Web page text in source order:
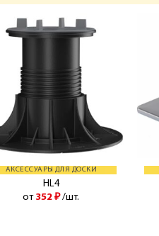
АКСЕССУАРЫ ДЛЯ ДОСКИ
HL4
от 352₽ /шт.